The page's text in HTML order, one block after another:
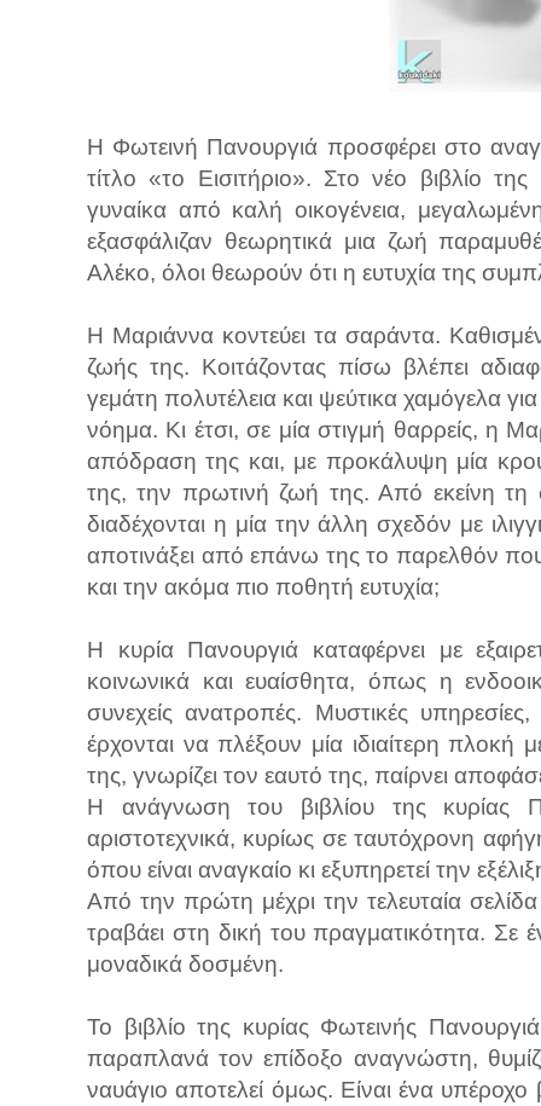
Η Φωτεινή Πανουργιά προσφέρει στο
τίτλο «το Εισιτήριο». Στο νέο βιβλίο
γυναίκα από καλή οικογένεια,
εξασφάλιζαν θεωρητικά μια ζωή
Αλέκο, όλοι θεωρούν ότι η ευτυχία της
Η Μαριάννα κοντεύει τα σαράντα.
ζωής της. Κοιτάζοντας πίσω βλέπει
γεμάτη πολυτέλεια και ψεύτικα χαμόγελα
νόημα. Κι έτσι, σε μία στιγμή θαρρείς, η
απόδραση της και, με προκάλυψη μία
της, την πρωτινή ζωή της. Από εκείνη τη
διαδέχονται η μία την άλλη σχεδόν με
αποτινάξει από επάνω της το παρελθόν
και την ακόμα πιο ποθητή ευτυχία;
Η κυρία Πανουργιά καταφέρνει με
κοινωνικά και ευαίσθητα, όπως η
συνεχείς ανατροπές. Μυστικές
έρχονται να πλέξουν μία ιδιαίτερη
της, γνωρίζει τον εαυτό της, παίρνει
Η ανάγνωση του βιβλίου της κυρίας
αριστοτεχνικά, κυρίως σε ταυτόχρονη
όπου είναι αναγκαίο κι εξυπηρετεί την
Από την πρώτη μέχρι την τελευταία
τραβάει στη δική του πραγματικότητα.
μοναδικά δοσμένη.
Το βιβλίο της κυρίας Φωτεινής
παραπλανά τον επίδοξο αναγνώστη,
ναυάγιο αποτελεί όμως. Είναι ένα